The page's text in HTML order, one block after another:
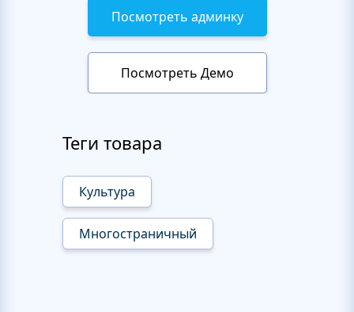
Посмотреть админку
Посмотреть Демо
Теги товара
Культура
Многостраничный